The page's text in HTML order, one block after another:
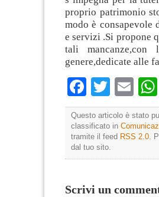
proprio patrimonio
modo è consapevole
e servizi .Si propone
tali
genere,dedicate alle
Facebook
Twitter
Questo articolo è stato
classificato in
tramite il feed RSS 2.0.
dal tuo sito.
Scrivi un